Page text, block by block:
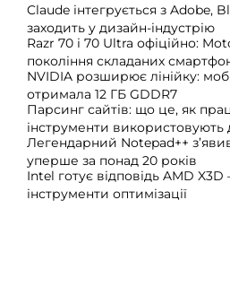
Claude інтегрується з Adobe,
заходить у дизайн-індустрію
Razr 70 і 70 Ultra офіційно:
покоління складаних
NVIDIA розширює лінійку:
отримала 12 ГБ GDDR7
Парсинг сайтів: що це, як
інструменти використовують
Легендарний Notepad++
уперше за понад 20 років
Intel готує відповідь AMD
інструменти оптимізації